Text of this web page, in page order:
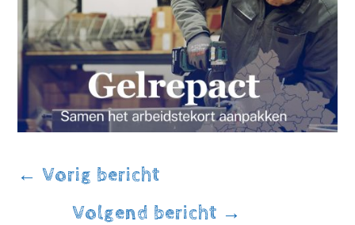
←Vorig bericht
Volgend bericht →